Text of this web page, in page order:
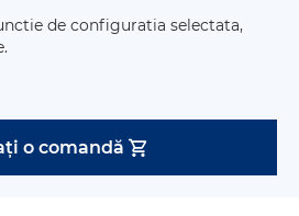
de configuratia selectata,
o comandă